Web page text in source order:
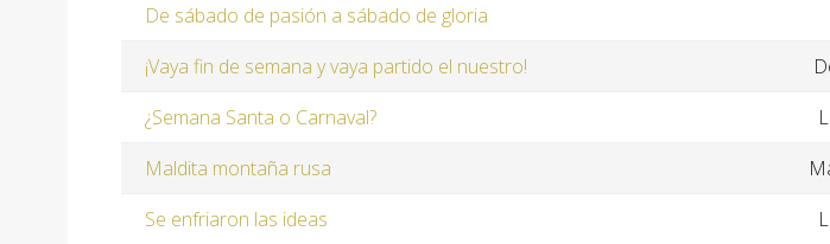
De sábado de pasión a sábado de gloria
¡Vaya fin de semana y vaya partido el nuestro!
¿Semana Santa o Carnaval?
Maldita montaña rusa
Se enfriaron las ideas